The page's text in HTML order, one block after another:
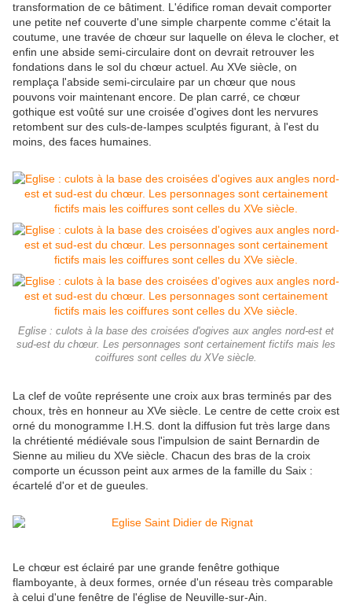
transformation de ce bâtiment. L'édifice roman devait comporter
une petite nef couverte d'une simple charpente comme c'était la
coutume, une travée de chœur sur laquelle on éleva le clocher, et
enfin une abside semi-circulaire dont on devrait retrouver les
fondations dans le sol du chœur actuel. Au XVe siècle, on
remplaça l'abside semi-circulaire par un chœur que nous
pouvons voir maintenant encore. De plan carré, ce chœur
gothique est voûté sur une croisée d'ogives dont les nervures
retombent sur des culs-de-lampes sculptés figurant, à l'est du
moins, des faces humaines.
Eglise : culots à la base des croisées d'ogives aux angles nord-est et
sud-est du chœur. Les personnages sont certainement fictifs mais les
coiffures sont celles du XVe siècle.
La clef de voûte représente une croix aux bras terminés par des
choux, très en honneur au XVe siècle. Le centre de cette croix est
orné du monogramme I.H.S. dont la diffusion fut très large dans
la chrétienté médiévale sous l'impulsion de saint Bernardin de
Sienne au milieu du XVe siècle. Chacun des bras de la croix
comporte un écusson peint aux armes de la famille du Saix :
écartelé d'or et de gueules.
Le chœur est éclairé par une grande fenêtre gothique
flamboyante, à deux formes, ornée d'un réseau très comparable
à celui d'une fenêtre de l'église de Neuville-sur-Ain.